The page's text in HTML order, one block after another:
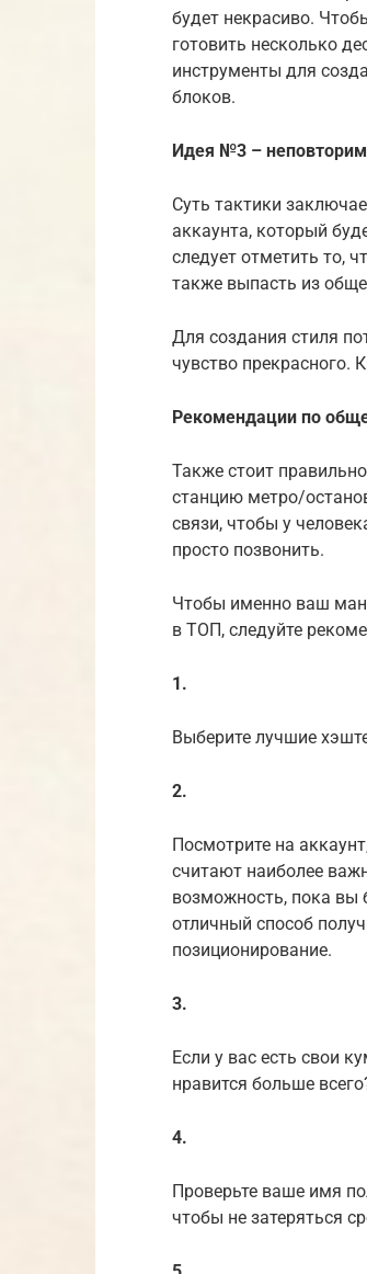
будет некрасиво.
готовить несколько
инструменты для
блоков.
Идея №3 –
Суть тактики
аккаунта, который
следует отметить то,
также выпасть из
Для создания стиля
чувство прекрасного.
Рекомендации по
Также стоит
станцию метро/
связи, чтобы у
просто позвонить.
Чтобы именно ваш
в ТОП, следуйте
1.
Выберите лучшие
2.
Посмотрите на
считают наиболее
возможность, пока вы
отличный способ
позиционирование.
3.
Если у вас есть свои
нравится больше
4.
Проверьте ваше имя
чтобы не затеряться